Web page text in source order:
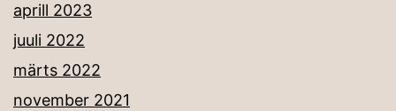
aprill 2023
juuli 2022
märts 2022
november 2021